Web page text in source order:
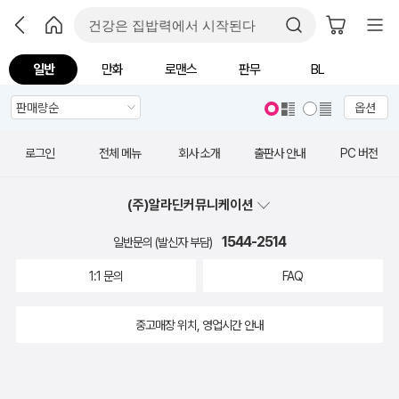
일반 만화 로맨스 판무 BL
옵션
로그인 전체 메뉴 회사 소개 출판사 안내 PC 버전
(주)알라딘커뮤니케이션
일반문의 (발신자 부담) 1544-2514
1:1 문의 FAQ
중고매장 위치, 영업시간 안내